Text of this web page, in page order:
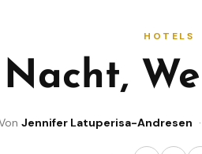
HOTELS
Jennifer Latuperisa-Andresen